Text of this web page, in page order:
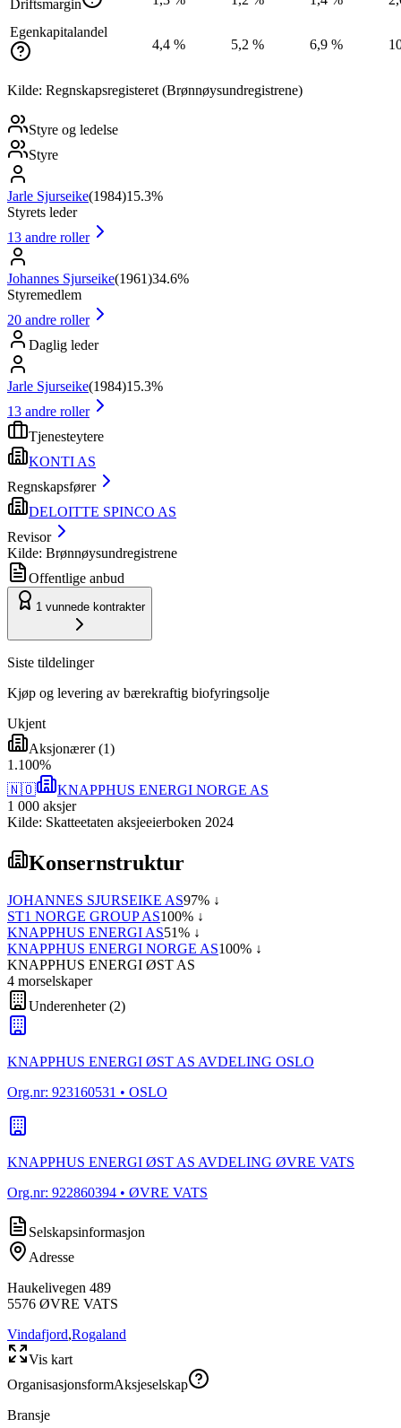
Driftsmargin
Egenkapitalandel
4,4 %
5,2 % 6,9 %
Kilde: Regnskapsregisteret (Brønnøysundregistrene)
Styre og ledelse
Styre
Jarle Sjurseike(1984)15.3%
Styrets leder
13 andre roller
Johannes Sjurseike(1961)34.6%
Styremedlem
20 andre roller
Daglig leder
Jarle Sjurseike(1984)15.3%
13 andre roller
Tjenesteytere
KONTI AS
Regnskapsfører
DELOITTE SPINCO AS
Revisor
Kilde: Brønnøysundregistrene
Offentlige anbud
1 vunnede kontrakter
Siste tildelinger
Kjøp og levering av bærekraftig biofyringsolje
Ukjent
Aksjonærer(1)
1 .100%
🇳🇴
KNAPPHUS ENERGI NORGE AS
1 000 aksjer
Kilde: Skatteetaten aksjeeierboken 2024
Konsernstruktur
JOHANNES SJURSEIKE AS97% ↓
ST1 NORGE GROUP AS100% ↓
KNAPPHUS ENERGI AS51% ↓
KNAPPHUS ENERGI NORGE AS100% ↓
KNAPPHUS ENERGI ØST AS
4 morselskaper
Underenheter(2)
KNAPPHUS ENERGI ØST AS AVDELING OSLO
Org.nr: 923160531 • OSLO
KNAPPHUS ENERGI ØST AS AVDELING ØVRE VATS
Org.nr: 922860394 • ØVRE VATS
Selskapsinformasjon
Adresse
Haukelivegen 489
5576 ØVRE VATS
Vindafjord,Rogaland
Vis kart
OrganisasjonsformAksjeselskap
Bransje